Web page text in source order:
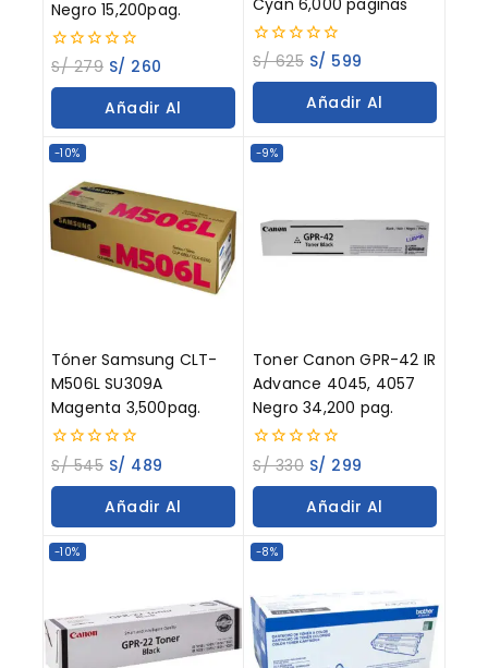
Negro 15,200pag.
0
out
of
S/279 S/ 260
Añadir Al
0
out
of
S/625 S/ 599
Añadir Al
-10%
Tóner Samsung CLT-
M506L SU309A
Magenta 3,500pag.
0
out
of
S/545 S/ 489
Añadir Al
-9%
Toner Canon GPR-42 IR
Advance 4045, 4057
Negro 34,200 pag.
0
out
of
S/330 S/ 299
Añadir Al
-10% -8%